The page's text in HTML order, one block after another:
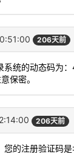
206天前
系统的动态码为
保密。
206天前
您的注册验证码